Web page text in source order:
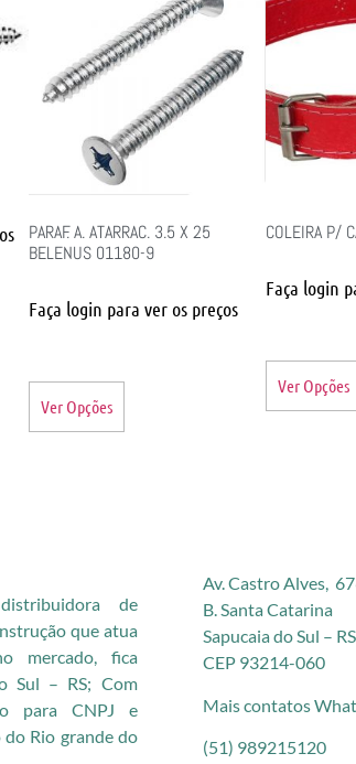
PARAF. A. ATARRAC. 3.5 X 25
BELENUS 01180-9
Faça login para ver os preços
Ver Opções
COLEIRA P/
Faça login
Ver Opções
de
que atua
mercado, fica
Sul – RS; Com
para CNPJ e
Rio grande do
Av. Castro Alves,
B. Santa Catarina
Sapucaia do Sul – RS
CEP 93214-060
Mais contatos
(51) 989215120